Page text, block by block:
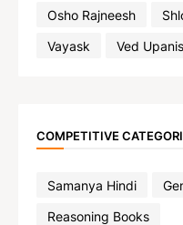
Osho Rajneesh
Vayask
Ved
COMPETITIVE
Samanya Hindi
Reasoning Books